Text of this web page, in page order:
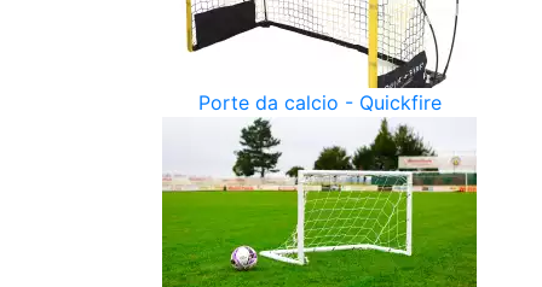
Porte da calcio - Quickfire